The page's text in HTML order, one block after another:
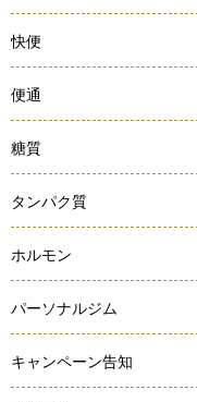
快便
便通
糖質
タンパク質
ホルモン
パーソナルジム
キャンペーン告知